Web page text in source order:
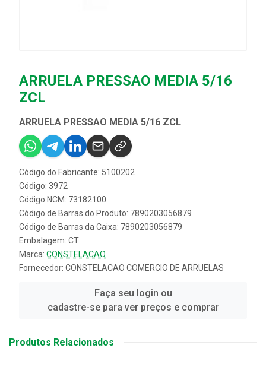
ARRUELA PRESSAO MEDIA 5/16
ZCL
ARRUELA PRESSAO MEDIA 5/16 ZCL
Código do Fabricante: 5100202
Código: 3972
Código NCM: 73182100
Código de Barras do Produto: 7890203056879
Código de Barras da Caixa: 7890203056879
Embalagem: CT
Marca: CONSTELACAO
Fornecedor: CONSTELACAO COMERCIO DE ARRUELAS
Faça seu login ou
cadastre-se para ver preços e comprar
Produtos Relacionados